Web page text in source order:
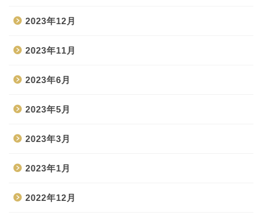
2023年12月
2023年11月
2023年6月
2023年5月
2023年3月
2023年1月
2022年12月